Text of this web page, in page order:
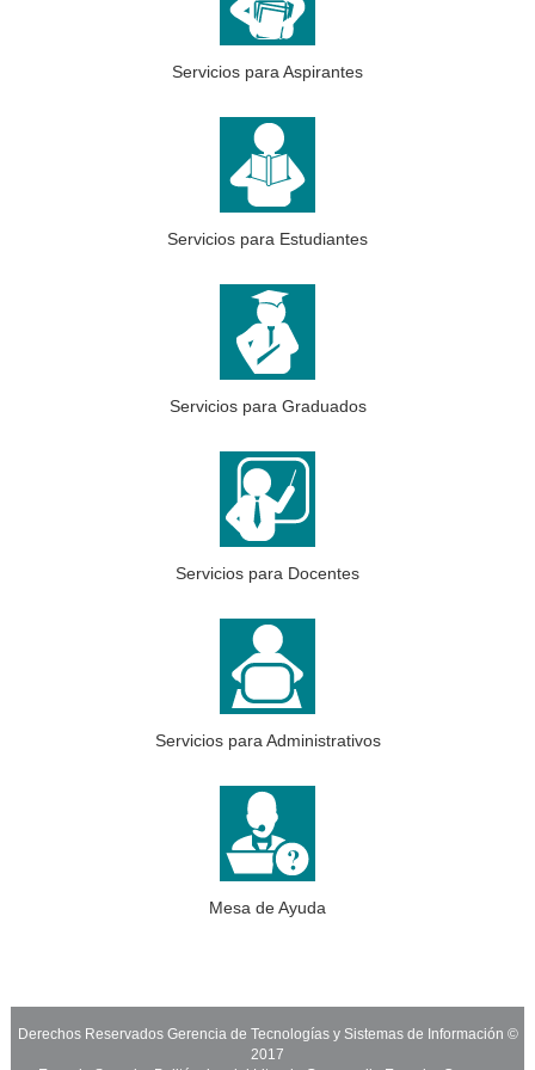
Servicios para Aspirantes
Servicios para Estudiantes
Servicios para Graduados
Servicios para Docentes
Servicios para Administrativos
Mesa de Ayuda
Derechos Reservados Gerencia de Tecnologías y Sistemas de Información ©
2017